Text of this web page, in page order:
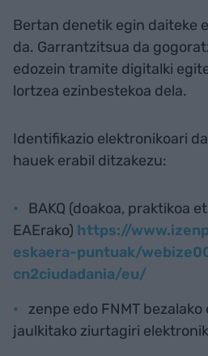
Bertan denetik egin daiteke
da. Garrantzitsua da
edozein tramite digitalki
lortzea ezinbestekoa dela.
Identifikazio elektronikoari
hauek erabil ditzakezu:
BAKQ (doakoa, praktikoa
EAErako) https://
eskaera-puntuak/
cn2ciudadania/eu/
zenpe edo FNMT
jaulkitako ziurtagiri